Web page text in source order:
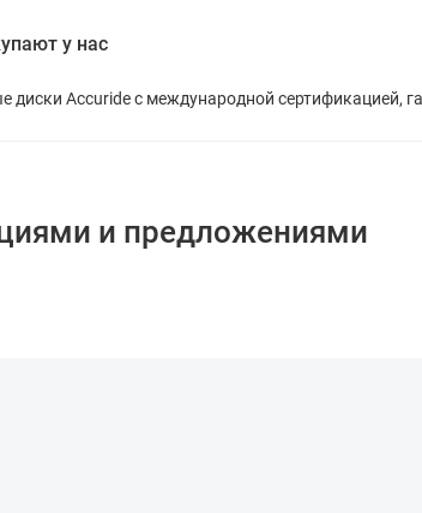
у нас
диски Accuride с международной сертификацией,
и предложениями